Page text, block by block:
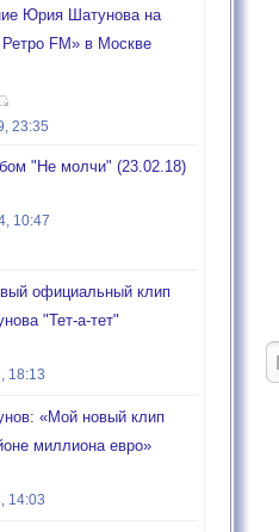
Юрия Шатунова на
FM» в Москве
23:35
"Не молчи" (23.02.18)
10:47
официальный клип
"Тет-а-тет"
18:13
«Мой новый клип
миллиона евро»
14:03